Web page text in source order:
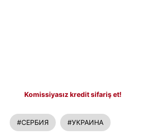
Komissiyasız kredit sifariş et!
#СЕРБИЯ #УКРАИНА